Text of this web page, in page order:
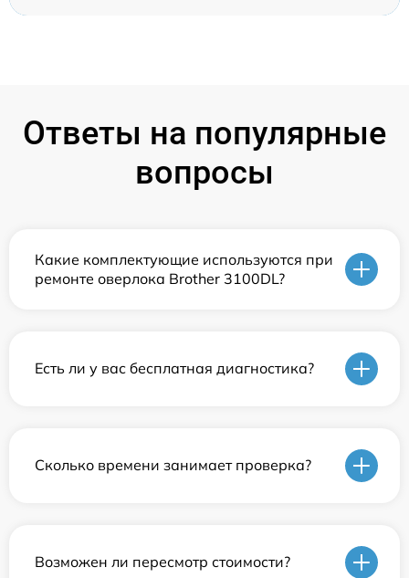
Ответы на популярные
вопросы
Какие комплектующие используются при
ремонте оверлока Brother 3100DL?
Есть ли у вас бесплатная диагностика?
Сколько времени занимает проверка?
Возможен ли пересмотр стоимости?